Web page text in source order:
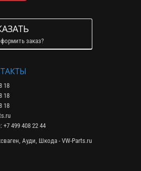
заказ?
18
18
18
499 408 22 44
Ауди, Шкода - VW-Parts.ru